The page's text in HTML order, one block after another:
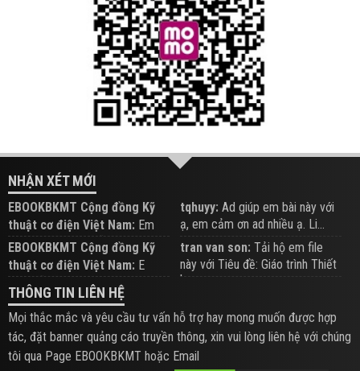
NHẬN XÉT MỚI
EBOOKBKMT Cộng đồng Kỹ
thuật cơ điện Việt Nam: Em
đăng trên Group hỗ trợ nhé
tqhuyy: Ad giúp em bài này với
ạ, em cảm ơn ad nhiều ạ. Li...
EBOOKBKMT Cộng đồng Kỹ
thuật cơ điện Việt Nam: E
xem hỗ trợ trên Group
tran van son: Tải hộ em file
này với Tiêu đề: Giáo trình Thiết
b...
THÔNG TIN LIÊN HỆ
Mọi thắc mắc và yêu cầu tư vấn hỗ trợ hay mong muốn được hợp
tác, đặt banner quảng cáo truyền thông, xin vui lòng liên hệ với chúng
tôi qua Page EBOOKBKMT hoặc Email